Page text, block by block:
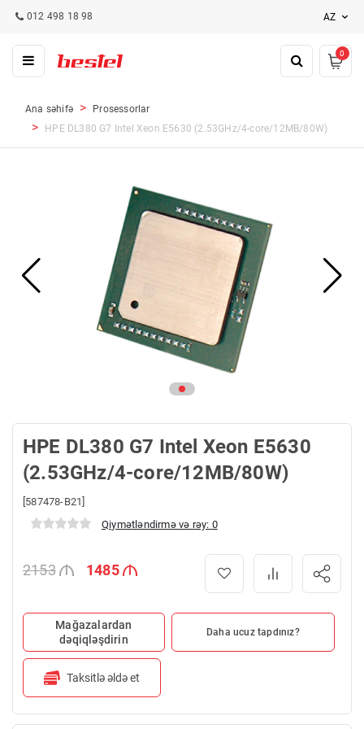
012 498 18 98 AZ
0
Ana səhifə
Prosessorlar
HPE DL380 G7 Intel Xeon E5630 (2.53GHz/4-core/12MB/80W)
HPE DL380 G7 Intel Xeon E5630
(2.53GHz/4-core/12MB/80W)
[587478-B21]
Qiymətləndirmə və rəy: 0
2153 1485
Mağazalardan
dəqiqləşdirin
Daha ucuz tapdınız?
Taksitlə əldə et